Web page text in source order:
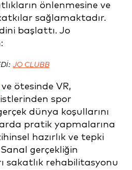
önlenmesine ve
sağlamaktadır.
başlattı. Jo
JO CLUBB
ve ötesinde VR,
spor
dünya koşullarını
pratik yapmalarına
hazırlık ve tepki
gerçekliğin
sakatlık rehabilitasyonu